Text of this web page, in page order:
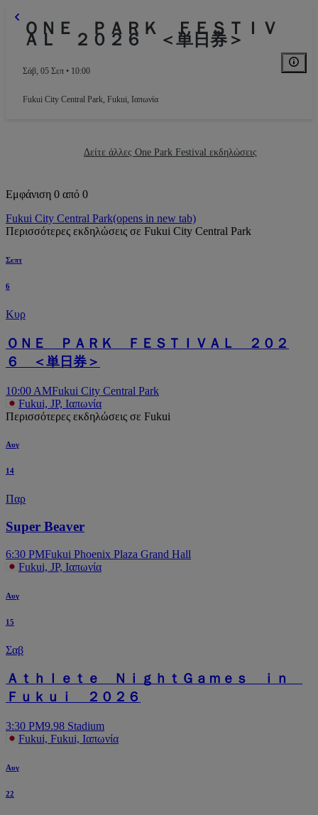
ＯＮＥ ＰＡＲＫ ＦＥＳＴＩＶ
ＡＬ ２０２６ ＜単日券＞
Σάβ, 05 Σεπ • 10:00
Fukui City Central Park, Fukui, Ιαπωνία
Δείτε άλλες One Park Festival εκδηλώσεις
Εμφάνιση 0 από 0
Fukui City Central Park(opens in new tab)
Περισσότερες εκδηλώσεις σε Fukui City Central Park
Σεπτ
6
Κυρ
ＯＮＥ ＰＡＲＫ ＦＥＳＴＩＶＡＬ ２０２
６ ＜単日券＞
10:00 AMFukui City Central Park
Fukui, JP, Ιαπωνία
Περισσότερες εκδηλώσεις σε Fukui
Αυγ
14
Παρ
Super Beaver
6:30 PMFukui Phoenix Plaza Grand Hall
Fukui, JP, Ιαπωνία
Αυγ
15
Σαβ
Ａｔｈｌｅｔｅ ＮｉｇｈｔＧａｍｅｓ ｉｎ
Ｆｕｋｕｉ ２０２６
3:30 PM9.98 Stadium
Fukui, Fukui, Ιαπωνία
Αυγ
22